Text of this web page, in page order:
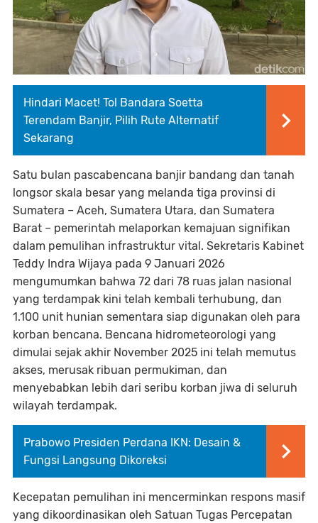
Hindari Macet! Tol Bandara Soetta
Terendam Banjir, Pilih Rute Alternatif
Sekarang
Satu bulan pascabencana banjir bandang dan tanah
longsor skala besar yang melanda tiga provinsi di
Sumatera – Aceh, Sumatera Utara, dan Sumatera
Barat – pemerintah melaporkan kemajuan signifikan
dalam pemulihan infrastruktur vital. Sekretaris Kabinet
Teddy Indra Wijaya pada 9 Januari 2026
mengumumkan bahwa 72 dari 78 ruas jalan nasional
yang terdampak kini telah kembali terhubung, dan
1.100 unit hunian sementara siap digunakan oleh para
korban bencana. Bencana hidrometeorologi yang
dimulai sejak akhir November 2025 ini telah memutus
akses, merusak ribuan permukiman, dan
menyebabkan lebih dari seribu korban jiwa di seluruh
wilayah terdampak.
Prabowo Presiden Perdana IKN: Desain &
Fungsi Langsung Dikoreksi
Kecepatan pemulihan ini mencerminkan respons masif
yang dikoordinasikan oleh Satuan Tugas Percepatan